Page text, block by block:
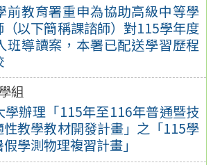
前教育署重申為協助高級中等學
以下簡稱課諮師）對115學年度
班導讀案，本署已配送學習歷程
組
學辦理「115年至116年普通暨技
教學教材開發計畫」之「115學
學測物理複習計畫」